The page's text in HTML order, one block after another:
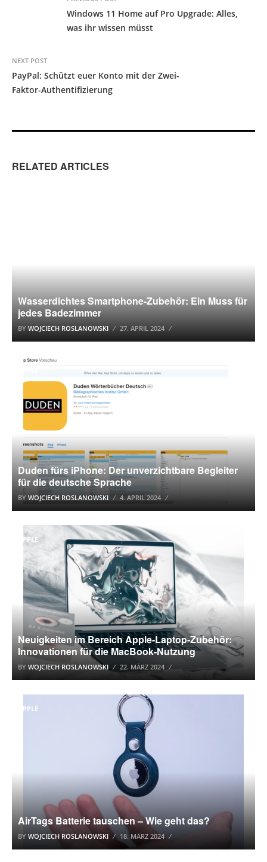
Windows 11 Home auf Pro Upgrade: Alles,
was ihr wissen müsst
NEXT POST
PayPal: Schützt euer Konto mit der Zwei-
Faktor-Authentifizierung
RELATED ARTICLES
Wasserdichtes Smartphone-Zubehör: Ein Muss für
jedes Badezimmer
BY WOJCIECH ROSLANOWSKI 27. APRIL 2024
Duden fürs iPhone: Der unverzichtbare Begleiter
für die deutsche Sprache
BYWOJCIECH ROSLANOWSKI 4. APRIL 2024
APPLE
Neuigkeiten im Bereich Apple-Laptop-Zubehör:
Innovationen für die MacBook-Nutzung
BY WOJCIECH ROSLANOWSKI 22. MÄRZ 2024
APPLE
AirTags Batterie tauschen – Wie geht das?
BY WOJCIECH ROSLANOWSKI 18. MÄRZ 2024